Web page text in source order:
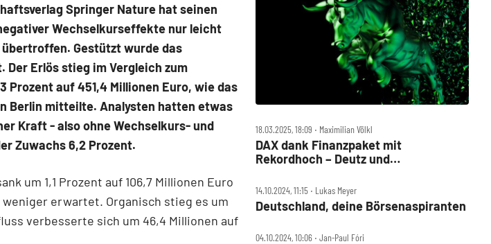
Springer Nature hat seinen
Wechselkurseffekte nur leicht
Gestützt wurde das
Der Erlös stieg im Vergleich zum
Prozent auf 451,4 Millionen Euro, wie das
Berlin mitteilte. Analysten hatten etwas
Kraft - also ohne Wechselkurs- und
Zuwachs 6,2 Prozent.
um 1,1 Prozent auf 106,7 Millionen Euro
erwartet. Organisch stieg es um
verbesserte sich um 46,4 Millionen auf
18.03.2025, 18:09 ‧ Maximilian Völkl
DAX dank Finanzpaket mit
Rekordhoch – Deutz und
14.10.2024, 11:15 ‧ Lukas Meyer
Deutschland, deine Börsenaspiranten
04.10.2024, 10:06 ‧ Jan-Paul Fóri